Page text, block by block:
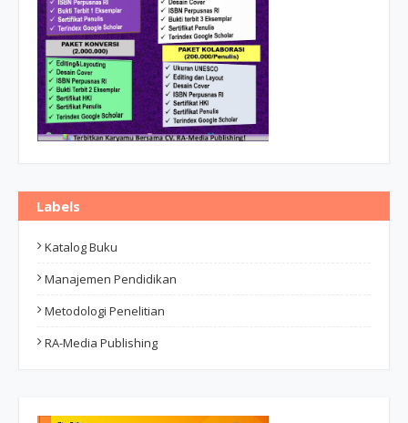
Labels
Katalog Buku
Manajemen Pendidikan
Metodologi Penelitian
RA-Media Publishing